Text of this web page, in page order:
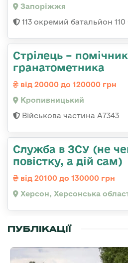
Запоріжжя
113 окремий батальйон
Стрілець – помічник
гранатометника
від 20000 до 120000 грн
Кропивницький
Військова частина А7343
Служба в ЗСУ (не
повістку, а дій сам)
від 20100 до 130000 грн
Херсон, Херсонська
ПУБЛІКАЦІЇ